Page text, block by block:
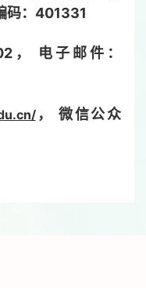
码：401331
， 电子邮件：
， 微信公众